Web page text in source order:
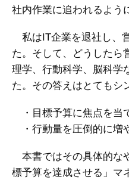
社内作業に追われるよう
私はIT企業を退社し、
た。そして、どうしたら
理学、行動科学、脳科学
た。その答えはとてもシ
・目標予算に焦点を当
・行動量を圧倒的に増
本書ではその具体的な
標予算を達成させる」マ